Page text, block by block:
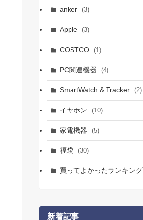
anker (3)
Apple (3)
COSTCO (1)
PC関連機器 (4)
SmartWatch & Tracker (2)
イヤホン (10)
家電機器 (5)
福袋 (30)
買ってよかったランキング
新着記事